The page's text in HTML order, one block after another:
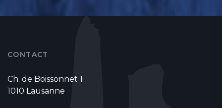
CONTACT
Ch. de Boissonnet 1
1010 Lausanne